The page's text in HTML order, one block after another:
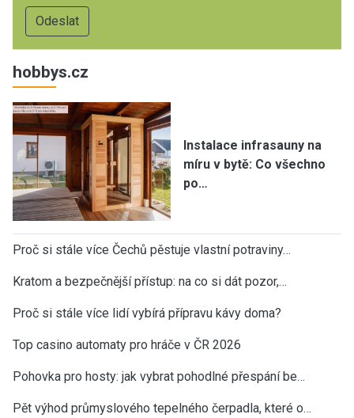
hobbys.cz
Instalace infrasauny na
míru v bytě: Co všechno
po…
Proč si stále více Čechů pěstuje vlastní potraviny…
Kratom a bezpečnější přístup: na co si dát pozor,…
Proč si stále více lidí vybírá přípravu kávy doma?
Top casino automaty pro hráče v ČR 2026
Pohovka pro hosty: jak vybrat pohodlné přespání be…
Pět výhod průmyslového tepelného čerpadla, které o…